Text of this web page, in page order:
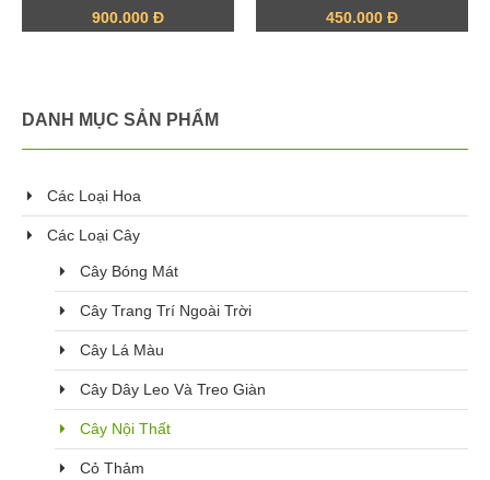
900.000 Đ
450.000 Đ
DANH MỤC SẢN PHẨM
Các Loại Hoa
Các Loại Cây
Cây Bóng Mát
Cây Trang Trí Ngoài Trời
Cây Lá Màu
Cây Dây Leo Và Treo Giàn
Cây Nội Thất
Cỏ Thảm